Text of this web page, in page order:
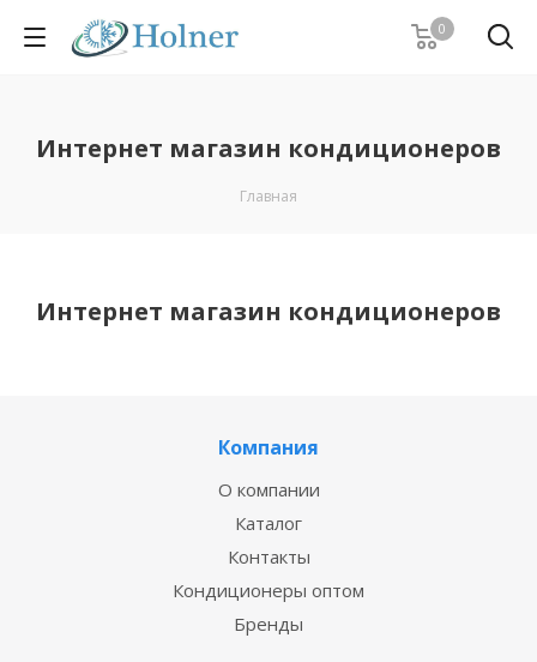
0
Интернет магазин кондиционеров
Главная
Интернет магазин кондиционеров
Компания
О компании
Каталог
Контакты
Кондиционеры оптом
Бренды